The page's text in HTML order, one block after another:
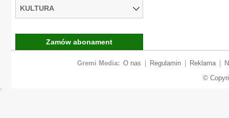
KULTURA
Zamów abonament
Gremi Media: O nas Regulamin Reklama
©